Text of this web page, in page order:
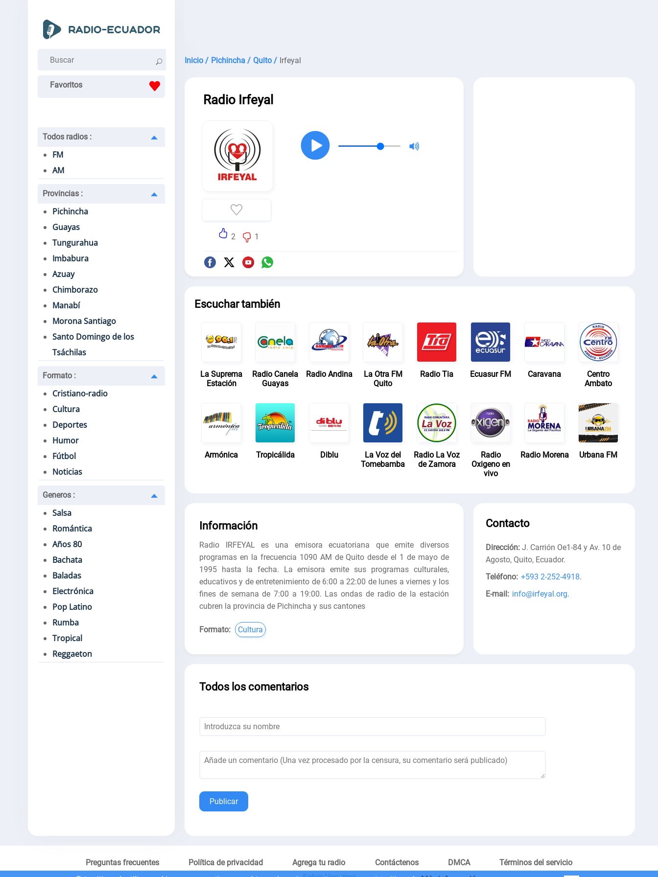
Favoritos
Todos radios :
FM
AM
Provincias :
Pichincha
Guayas
Tungurahua
Imbabura
Azuay
Chimborazo
Manabí
Morona Santiago
Santo Domingo de los
Tsáchilas
Formato :
Cristiano-radio
Cultura
Deportes
Humor
Fútbol
Noticias
Generos :
Salsa
Romántica
Años 80
Bachata
Baladas
Electrónica
Pop Latino
Rumba
Tropical
Reggaeton
Inicio / Pichincha / Quito / Irfeyal
Radio Irfeyal
2 1
Escuchar también
La Suprema
Estación
Radio Canela
Guayas
Radio Andina
La Otra FM
Quito
Radio Tia Ecuasur FM Caravana
Centro
Ambato
Armónica Tropicálida Diblu
La Voz del
Tomebamba
Radio La Voz
de Zamora
Radio
Oxigeno en
vivo
Radio Morena Urbana FM
Información
Radio IRFEYAL es una emisora ecuatoriana que emite diversos
programas en la frecuencia 1090 AM de Quito desde el 1 de mayo de
1995 hasta la fecha. La emisora emite sus programas culturales,
educativos y de entretenimiento de 6:00 a 22:00 de lunes a viernes y los
fines de semana de 7:00 a 19:00. Las ondas de radio de la estación
cubren la provincia de Pichincha y sus cantones
Formato: Cultura
Contacto
Dirección: J. Carrión Oe1-84 y Av. 10 de
Agosto, Quito, Ecuador.
Teléfono: +593 2-252-4918.
E-mail: info@irfeyal.org.
Todos los comentarios
Publicar
Preguntas frecuentes Política de privacidad Agrega tu radio Contáctenos DMCA
Términos del servicio